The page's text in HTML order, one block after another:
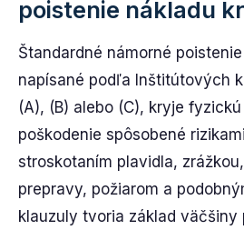
poistenie nákladu
Štandardné námorné
napísané podľa Inštitútových
(A), (B) alebo (C), kryje
poškodenie spôsobené
stroskotaním plavidla,
prepravy, požiarom a
klauzuly tvoria základ väčšiny